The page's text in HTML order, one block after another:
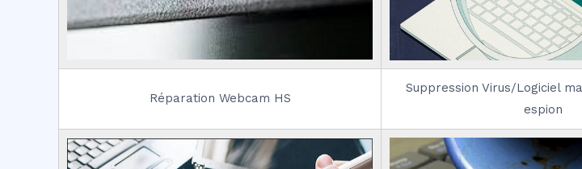
Réparation Webcam HS
Suppression Virus/Logiciel
espion